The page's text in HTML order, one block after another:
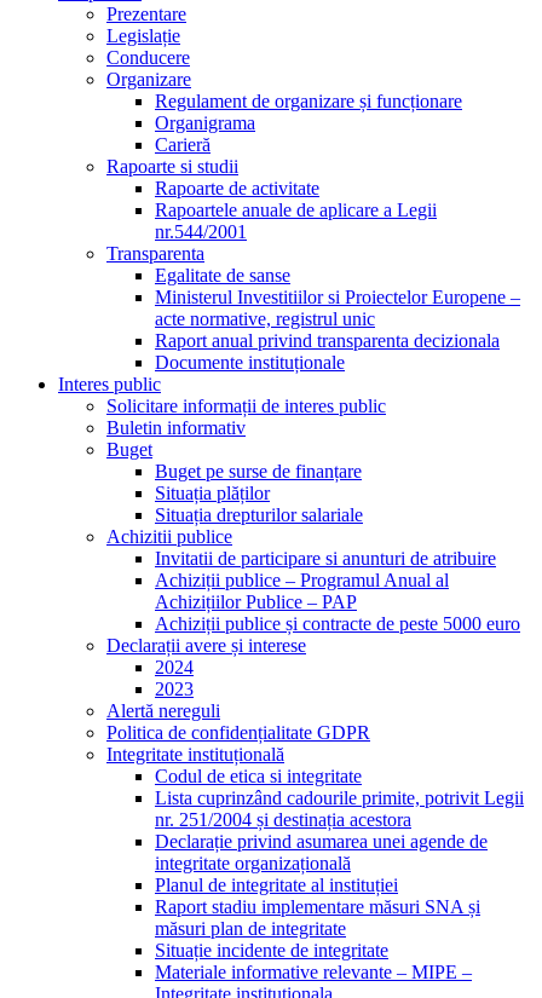
Prezentare
Legislație
Conducere
Organizare
Regulament de organizare și funcționare
Organigrama
Carieră
Rapoarte si studii
Rapoarte de activitate
Rapoartele anuale de aplicare a Legii
nr.544/2001
Transparenta
Egalitate de sanse
Ministerul Investitiilor si Proiectelor Europene –
acte normative, registrul unic
Raport anual privind transparenta decizionala
Documente instituționale
Interes public
Solicitare informații de interes public
Buletin informativ
Buget
Buget pe surse de finanțare
Situația plăților
Situația drepturilor salariale
Achizitii publice
Invitatii de participare si anunturi de atribuire
Achiziții publice – Programul Anual al
Achizițiilor Publice – PAP
Achiziții publice și contracte de peste 5000 euro
Declarații avere și interese
2024
2023
Alertă nereguli
Politica de confidențialitate GDPR
Integritate instituțională
Codul de etica si integritate
Lista cuprinzând cadourile primite, potrivit Legii
nr. 251/2004 și destinația acestora
Declarație privind asumarea unei agende de
integritate organizațională
Planul de integritate al instituției
Raport stadiu implementare măsuri SNA și
măsuri plan de integritate
Situație incidente de integritate
Materiale informative relevante – MIPE –
Integritate institutionala